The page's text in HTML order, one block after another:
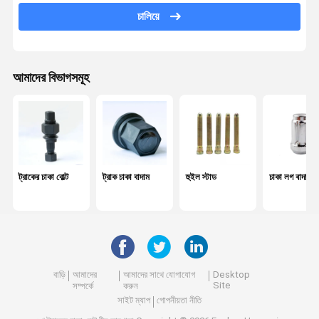
চাকা ভারসাম্য ওজন
কেন্দ্র বিয়ারিং
স্ক্রু এবং বাদাম
হুইল স্পেসার
চালিয়ে
আমাদের বিভাগসমূহ
ট্রাকের চাকা বোল্ট ট্রাক চাকা বাদাম হুইল স্টাড চাকা লগ বাদাম
বাড়ি
আমাদের
সম্পর্কে
আমাদের সাথে যোগাযোগ
করুন
Desktop
Site
সাইট ম্যাপ
গোপনীয়তা নীতি